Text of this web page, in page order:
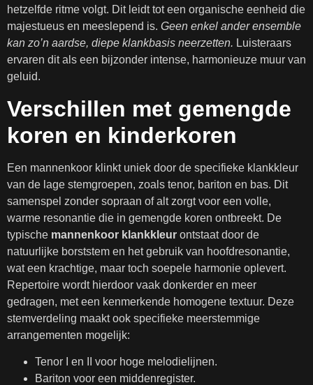
hetzelfde ritme volgt. Dit leidt tot een organische eenheid die
majestueus en meeslepend is. Geen enkel ander ensemble
kan zo’n aardse, diepe klankbasis neerzetten. Luisteraars
ervaren dit als een bijzonder intense, harmonieuze muur van
geluid.
Verschillen met gemengde
koren en kinderkoren
Een mannenkoor klinkt uniek door de specifieke klankkleur
van de lage stemgroepen, zoals tenor, bariton en bas. Dit
samenspel zonder sopraan of alt zorgt voor een volle,
warme resonantie die in gemengde koren ontbreekt. De
typische mannenkoor klankkleur ontstaat door de
natuurlijke borststem en het gebruik van hoofdresonantie,
wat een krachtige, maar toch soepele harmonie oplevert.
Repertoire wordt hierdoor vaak donkerder en meer
gedragen, met een kenmerkende homogene textuur. Deze
stemverdeling maakt ook specifieke meerstemmige
arrangementen mogelijk:
Tenor I en II voor hoge melodielijnen.
Bariton voor een middenregister.